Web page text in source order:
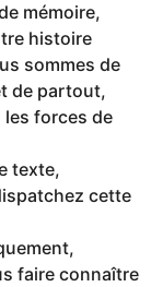
mémoire,
histoire
sommes de
de partout,
forces de
texte,
cette
faire connaître